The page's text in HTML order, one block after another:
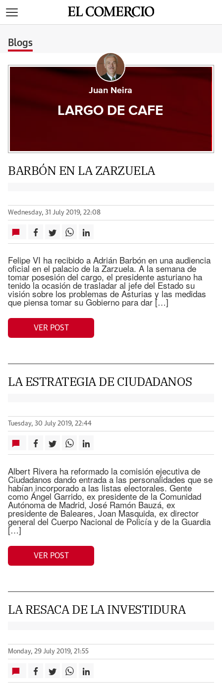
Blogs
Juan Neira
LARGO DE CAFE
BARBÓN EN LA ZARZUELA
Wednesday, 31 July 2019, 22:08
Felipe VI ha recibido a Adrián Barbón en una audiencia
oficial en el palacio de la Zarzuela. A la semana de
tomar posesión del cargo, el presidente asturiano ha
tenido la ocasión de trasladar al jefe del Estado su
visión sobre los problemas de Asturias y las medidas
que piensa tomar su Gobierno para dar […]
VER POST
LA ESTRATEGIA DE CIUDADANOS
Tuesday, 30 July 2019, 22:44
Albert Rivera ha reformado la comisión ejecutiva de
Ciudadanos dando entrada a las personalidades que se
habían incorporado a las listas electorales. Gente
como Ángel Garrido, ex presidente de la Comunidad
Autónoma de Madrid, José Ramón Bauzá, ex
presidente de Baleares, Joan Masquida, ex director
general del Cuerpo Nacional de Policía y de la Guardia
[…]
VER POST
LA RESACA DE LA INVESTIDURA
Monday, 29 July 2019, 21:55